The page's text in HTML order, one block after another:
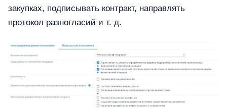
закупках, подписывать контракт, направлять
протокол разногласий и т. д.